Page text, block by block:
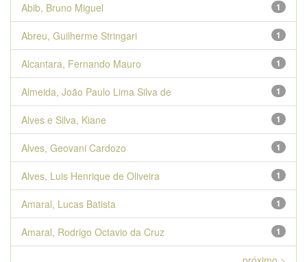
1
Abib, Bruno Miguel
1
Abreu, Guilherme Stringari
1
Alcantara, Fernando Mauro
1
Almeida, João Paulo Lima Silva de
1
Alves e Silva, Kiane
1
Alves, Geovani Cardozo
1
Alves, Luis Henrique de Oliveira
1
Amaral, Lucas Batista
1
Amaral, Rodrigo Octavio da Cruz